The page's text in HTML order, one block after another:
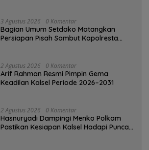
3 Agustus 2026 0 Komentar
Bagian Umum Setdako Matangkan
Persiapan Pisah Sambut Kapolresta
2 Agustus 2026 0 Komentar
Arif Rahman Resmi Pimpin Gema
Keadilan Kalsel Periode 2026–2031
2 Agustus 2026 0 Komentar
Hasnuryadi Dampingi Menko Polkam
Pastikan Kesiapan Kalsel Hadapi Puncak